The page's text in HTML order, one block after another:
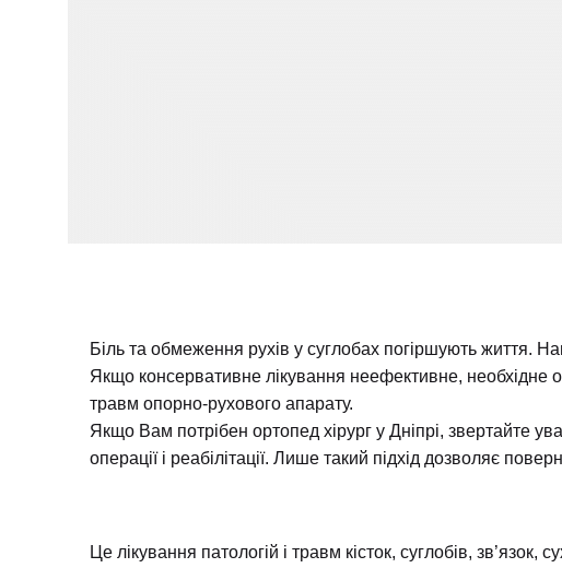
Біль та обмеження рухів у суглобах погіршують життя.
Якщо консервативне лікування неефективне, необхідне
травм опорно-рухового апарату.
Якщо Вам потрібен ортопед хірург у Дніпрі, звертайте
операції і реабілітації. Лише такий підхід дозволяє
Це лікування патологій і травм кісток, суглобів,